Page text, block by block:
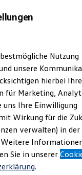
+
Nutzung
unsere
hierbei Ihre
für Marketing,
uns Ihre Einwilligung
Wirkung für die
verwalten) in der
Sie in unserer
.